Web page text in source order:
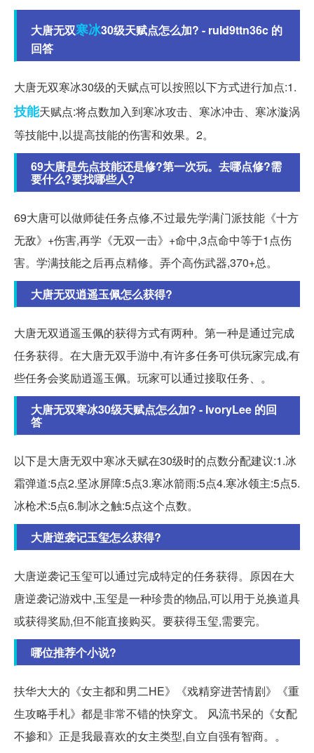
大唐无双寒冰30级天赋点怎么加? - ruId9ttn36c 的
回答
大唐无双寒冰30级的天赋点可以按照以下方式进行加点:1.
技能天赋点:将点数加入到寒冰攻击、寒冰冲击、寒冰漩涡
等技能中,以提高技能的伤害和效果。2。
69大唐是先点技能还是修?第一次玩。去哪点修?需
要什么?要找哪些人?
69大唐可以做师徒任务点修,不过最先学满门派技能《十方
无敌》+伤害,再学《无双一击》+命中,3点命中等于1点伤
害。学满技能之后再点精修。弄个高伤武器,370+总。
大唐无双逍遥玉佩怎么获得?
大唐无双逍遥玉佩的获得方式有两种。第一种是通过完成
任务获得。在大唐无双手游中,有许多任务可供玩家完成,有
些任务会奖励逍遥玉佩。玩家可以通过接取任务、。
大唐无双寒冰30级天赋点怎么加? - IvoryLee 的回
答
以下是大唐无双中寒冰天赋在30级时的点数分配建议:1.冰
霜弹道:5点2.坚冰屏障:5点3.寒冰箭雨:5点4.寒冰领主:5点5.
冰枪术:5点6.制冰之触:5点这个点数。
大唐逆袭记玉玺怎么获得?
大唐逆袭记玉玺可以通过完成特定的任务获得。原因在大
唐逆袭记游戏中,玉玺是一种珍贵的物品,可以用于兑换道具
或获得奖励,但不能直接购买。要获得玉玺,需要完。
哪位推荐个小说?
扶华大大的《女主都和男二HE》《戏精穿进苦情剧》《重
生攻略手札》都是非常不错的快穿文。 风流书呆的《女配
不掺和》正是我最喜欢的女主类型,自立自强有智商。。